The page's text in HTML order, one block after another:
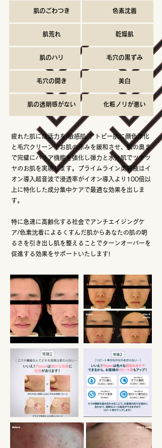
肌のごわつき
肌荒れ
肌のハリ
毛穴の開き
肌の透明感がない
​色素沈着
乾燥肌
毛穴の黒ずみ
美白
化粧ノリが悪い
疲れた肌には活力を!敏感肌/アトピー肌に顔色浄化
と毛穴クリーンでお肌の赤みを緩和させ、肌の奥ま
で完璧にバリア機能を強化し弾力と水分肌でツヤツ
ヤのお肌を実現します。プライムライン美容液はイ
オン導入超音波で浸透率がイオン導入より100倍以
上に特化した成分集中ケアで最適な効果を出しま
す。
特に急速に高齢化する社会でアンチエイジングケ
ア/色素沈着によるくすんだ肌からあなたの肌の明
るさを引き出し肌を整えることでターンオーバーを
促進する効果をサポートいたします!